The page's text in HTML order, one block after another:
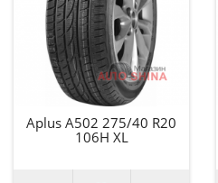
Aplus A502 275/40 R20
106H XL